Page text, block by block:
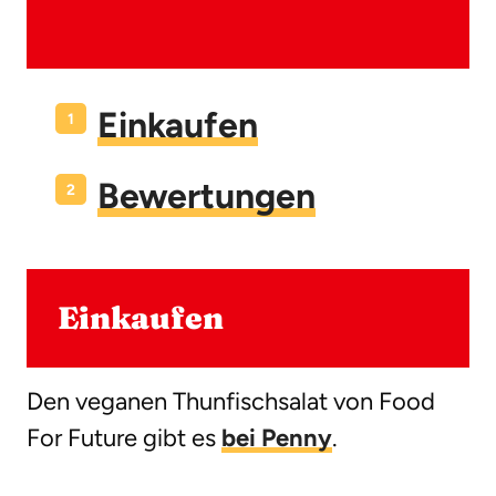
Einkaufen
Bewertungen
Einkaufen
Den veganen Thunfischsalat von Food
For Future gibt es bei Penny.